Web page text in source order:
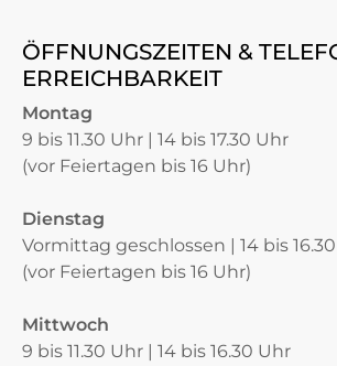
ÖFFNUNGSZEITEN &
ERREICHBARKEIT
Montag
9 bis 11.30 Uhr | 14 bis 17.30 Uhr
(vor Feiertagen bis 16 Uhr)
Dienstag
Vormittag geschlossen | 14 bis
(vor Feiertagen bis 16 Uhr)
Mittwoch
9 bis 11.30 Uhr | 14 bis 16.30 Uhr